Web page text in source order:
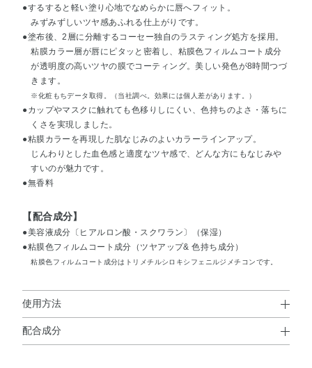
●するすると軽い塗り心地でなめらかに唇へフィット。
みずみずしいツヤ感あふれる仕上がりです。
●塗布後、2層に分離するコーセー独自のラスティング処方を採用。
粘膜カラー層が唇にピタッと密着し、粘膜色フィルムコート成分
が透明度の高いツヤの膜でコーティング。美しい発色が8時間つづ
きます。
※化粧もちデータ取得。（当社調べ。効果には個人差があります。）
●カップやマスクに触れても色移りしにくい、色持ちのよさ・落ちに
くさを実現しました。
●粘膜カラーを再現した肌なじみのよいカラーラインアップ。
じんわりとした血色感と適度なツヤ感で、どんな方にもなじみや
すいのが魅力です。
●無香料
【配合成分】
●美容液成分〔ヒアルロン酸・スクワラン〕（保湿）
●粘膜色フィルムコート成分（ツヤアップ& 色持ち成分）
粘膜色フィルムコート成分はトリメチルシロキシフェニルジメチコンです。
使用方法
使用方法
配合成分